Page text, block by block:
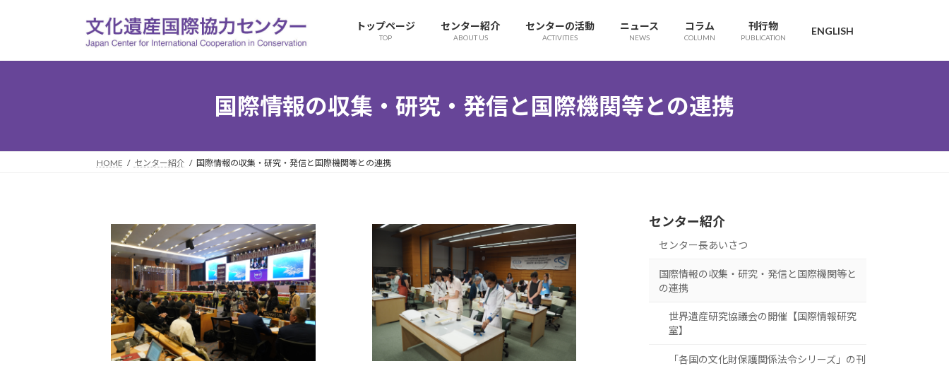
ン
ー
トップページ
TOP
センター紹介
ABOUT US
センターの活動
ACTIVITIES
ニュース
NEWS
コラム
COLUMN
刊行物
PUBLICATION
ENGLISH
国際情報の収集・研究・発信と国際機関等との連携
HOME センター紹介 国際情報の収集・研究・発信と国際機関等との連携
センター紹介
センター長あいさつ
国際情報の収集・研究・発信と国際機関等と
の連携
世界遺産研究協議会の開催【国際情報研究
室】
「各国の文化財保護関係法令シリーズ」の刊